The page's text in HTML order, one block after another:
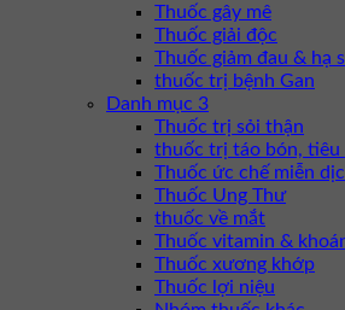
Thuốc gây mê
Thuốc giải độc
Thuốc giảm đau & hạ
thuốc trị bệnh Gan
Danh mục 3
Thuốc trị sỏi thận
thuốc trị táo bón, tiêu
Thuốc ức chế miễn
Thuốc Ung Thư
thuốc về mắt
Thuốc vitamin &
Thuốc xương khớp
Thuốc lợi niệu